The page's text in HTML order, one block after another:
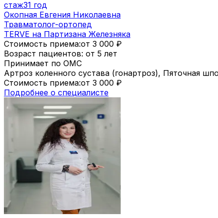
стаж31 год
Окопная Евгения Николаевна
Травматолог-ортопед
TERVE на Партизана Железняка
Стоимость приема:от 3 000 ₽
Возраст пациентов: от 5 лет
Принимает по ОМС
Артроз коленного сустава (гонартроз), Пяточная
Стоимость приема:от 3 000 ₽
Подробнее о специалисте